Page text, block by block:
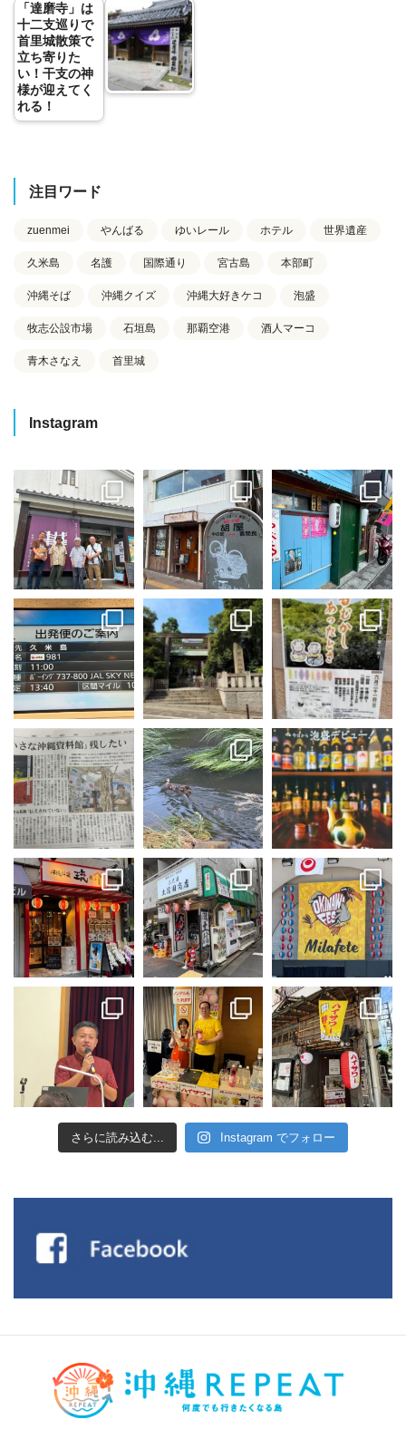
「達磨寺」は
十二支巡りで
首里城散策で
立ち寄りた
い！干支の神
様が迎えてく
れる！
注目ワード
zuenmei やんばる ゆいレール ホテル 世界遺産
久米島 名護 国際通り 宮古島 本部町
沖縄そば 沖縄クイズ 沖縄大好きケコ 泡盛
牧志公設市場 石垣島 那覇空港 酒人マーコ
青木さなえ 首里城
Instagram
さらに読み込む... Instagram でフォロー